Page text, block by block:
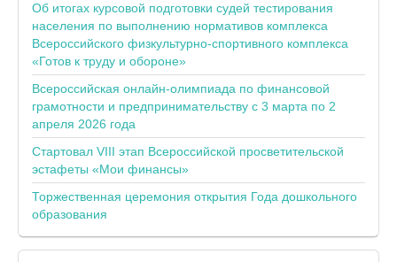
Об итогах курсовой подготовки судей тестирования
населения по выполнению нормативов комплекса
Всероссийского физкультурно-спортивного комплекса
«Готов к труду и обороне»
Всероссийская онлайн-олимпиада по финансовой
грамотности и предпринимательству с 3 марта по 2
апреля 2026 года
Стартовал VIII этап Всероссийской просветительской
эстафеты «Мои финансы»
Торжественная церемония открытия Года дошкольного
образования